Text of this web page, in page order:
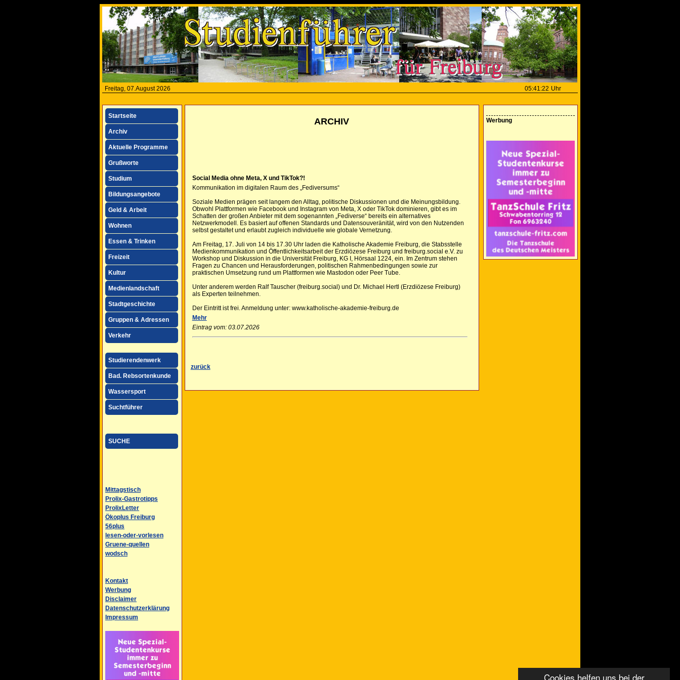
Cookies helfen uns bei der
Freitag, 07.August 2026 05:41:22 Uhr
Startseite
Archiv
Aktuelle Programme
Grußworte
Studium
Bildungsangebote
Geld & Arbeit
Wohnen
Essen & Trinken
Freizeit
Kultur
Medienlandschaft
Stadtgeschichte
Gruppen & Adressen
Verkehr
Studierendenwerk
Bad. Rebsortenkunde
Wassersport
Suchtführer
SUCHE
Mittagstisch
Prolix-Gastrotipps
ProlixLetter
Ökoplus Freiburg
56plus
lesen-oder-vorlesen
Gruene-quellen
wodsch
Kontakt
Werbung
Disclaimer
Datenschutzerklärung
Impressum
Werbung
ARCHIV
Social Media ohne Meta, X und TikTok?!
Kommunikation im digitalen Raum des „Fediversums“
Soziale Medien prägen seit langem den Alltag, politische Diskussionen und die Meinungsbildung.
Obwohl Plattformen wie Facebook und Instagram von Meta, X oder TikTok dominieren, gibt es im
Schatten der großen Anbieter mit dem sogenannten „Fediverse“ bereits ein alternatives
Netzwerkmodell. Es basiert auf offenen Standards und Datensouveränität, wird von den Nutzenden
selbst gestaltet und erlaubt zugleich individuelle wie globale Vernetzung.
Am Freitag, 17. Juli von 14 bis 17.30 Uhr laden die Katholische Akademie Freiburg, die Stabsstelle
Medienkommunikation und Öffentlichkeitsarbeit der Erzdiözese Freiburg und freiburg.social e.V. zu
Workshop und Diskussion in die Universität Freiburg, KG I, Hörsaal 1224, ein. Im Zentrum stehen
Fragen zu Chancen und Herausforderungen, politischen Rahmenbedingungen sowie zur
praktischen Umsetzung rund um Plattformen wie Mastodon oder Peer Tube.
Unter anderem werden Ralf Tauscher (freiburg.social) und Dr. Michael Hertl (Erzdiözese Freiburg)
als Experten teilnehmen.
Der Eintritt ist frei. Anmeldung unter: www.katholische-akademie-freiburg.de
Mehr
Eintrag vom: 03.07.2026
zurück